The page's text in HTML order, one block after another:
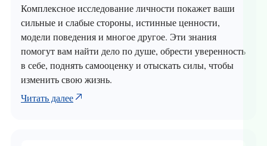
Комплексное исследование личности покажет ваши
сильные и слабые стороны, истинные ценности,
модели поведения и многое другое. Эти знания
помогут вам найти дело по душе, обрести уверенность
в себе, поднять самооценку и отыскать силы, чтобы
изменить свою жизнь.
Читать далее